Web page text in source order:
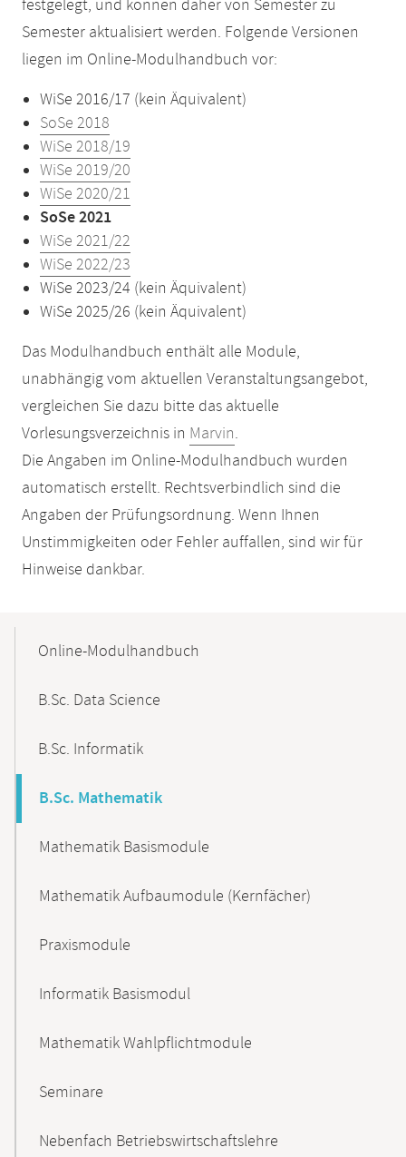
festgelegt, und können daher von Semester zu
Semester aktualisiert werden. Folgende Versionen
liegen im Online-Modulhandbuch vor:
WiSe 2016/17 (kein Äquivalent)
SoSe 2018
WiSe 2018/19
WiSe 2019/20
WiSe 2020/21
SoSe 2021
WiSe 2021/22
WiSe 2022/23
WiSe 2023/24 (kein Äquivalent)
WiSe 2025/26 (kein Äquivalent)
Das Modulhandbuch enthält alle Module,
unabhängig vom aktuellen Veranstaltungsangebot,
vergleichen Sie dazu bitte das aktuelle
Vorlesungsverzeichnis in Marvin.
Die Angaben im Online-Modulhandbuch wurden
automatisch erstellt. Rechtsverbindlich sind die
Angaben der Prüfungsordnung. Wenn Ihnen
Unstimmigkeiten oder Fehler auffallen, sind wir für
Hinweise dankbar.
NavigationOnline-Modulhandbuch
B.Sc. Data Science
B.Sc. Informatik
B.Sc. Mathematik
Mathematik Basismodule
Mathematik Aufbaumodule (Kernfächer)
Praxismodule
Informatik Basismodul
Mathematik Wahlpflichtmodule
Seminare
Nebenfach Betriebswirtschaftslehre